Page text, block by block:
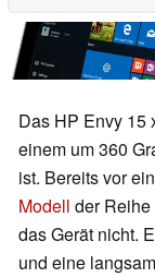
Das HP Envy 15
einem um 360
ist. Bereits vor
Modell der
das Gerät nicht.
und eine